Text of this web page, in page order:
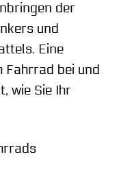
der
und
Eine
Fahrrad bei und
wie Sie Ihr